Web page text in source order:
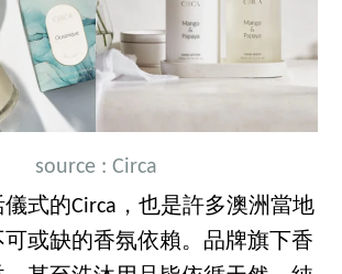
source : Circa
式的Circa，也是許多澳洲當地
可或缺的香氛依賴。品牌旗下香